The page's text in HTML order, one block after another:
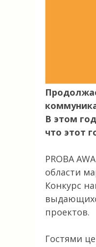
В этом
что этот
PROBA
области
Конкурс
проектов.
Гостями